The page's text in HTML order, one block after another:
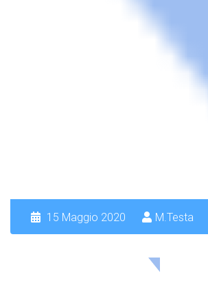
15 Maggio 2020 M.Testa